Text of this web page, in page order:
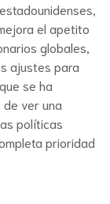
el apetito
globales,
ajustes para
se ha
ver una
políticas
prioridad